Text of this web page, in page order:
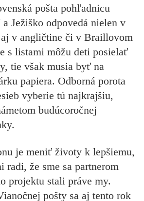
pošta pohľadnicu
Ježiško odpovedá nielen v
v angličtine či v Braillovom
s listami môžu deti posielať
tie však musia byť na
papiera. Odborná porota
vyberie tú najkrajšiu,
budúcoročnej
je meniť životy k lepšiemu,
radi, že sme sa partnerom
projektu stali práve my.
pošty sa aj tento rok